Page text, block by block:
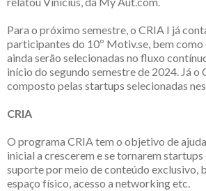
Para o próximo semestre, o CRIA I já
participantes do 10º Motiv.se, bem
ainda serão selecionadas no fluxo
início do segundo semestre de 2024. Já o
composto pelas startups selecionadas
CRIA
O programa CRIA tem o objetivo de
inicial a crescerem e se tornarem
suporte por meio de conteúdo exclusivo,
espaço físico, acesso a networking etc.